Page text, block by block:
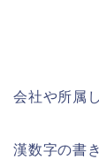
会社や所属
漢数字の書